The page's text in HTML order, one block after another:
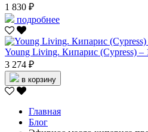
1 830 ₽
подробнее
Young Living. Кипарис (Cypress) –
3 274 ₽
в корзину
Главная
Блог